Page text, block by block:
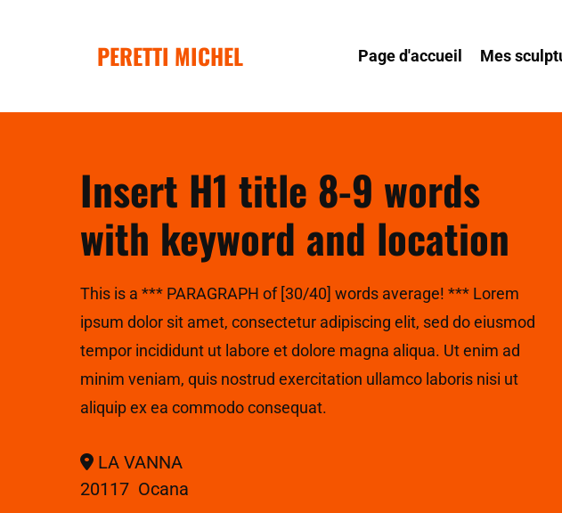
PERETTI MICHEL Page d'accueil Mes
Insert H1 title 8-9 words
with keyword and location
This is a *** PARAGRAPH of [30/40] words average! *** Lorem
ipsum dolor sit amet, consectetur adipiscing elit, sed do eiusmod
tempor incididunt ut labore et dolore magna aliqua. Ut enim ad
minim veniam, quis nostrud exercitation ullamco laboris nisi ut
aliquip ex ea commodo consequat.
 LA VANNA
20117 Ocana